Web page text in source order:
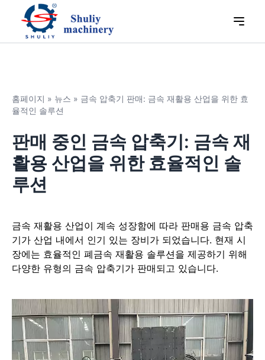
홈페이지 » 뉴스 » 금속 압축기 판매: 금속 재활용 산업을 위한 효
율적인 솔루션
판매 중인 금속 압축기: 금속 재
활용 산업을 위한 효율적인 솔
루션
금속 재활용 산업이 계속 성장함에 따라 판매용 금속 압축
기가 산업 내에서 인기 있는 장비가 되었습니다. 현재 시
장에는 효율적인 폐금속 재활용 솔루션을 제공하기 위해
다양한 유형의 금속 압축기가 판매되고 있습니다.